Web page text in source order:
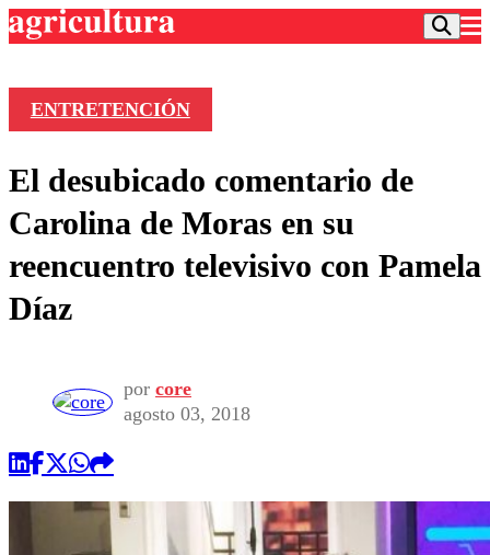
Frecuencias
Agricultura TV
Deportes
Colo Colo
Torneo Internacional
Torneo Nacional
Entretención
Internacional
Nacional
Programas
Comercial
ENTRETENCIÓN
El desubicado comentario de
Carolina de Moras en su
reencuentro televisivo con Pamela
Díaz
por core
agosto 03, 2018